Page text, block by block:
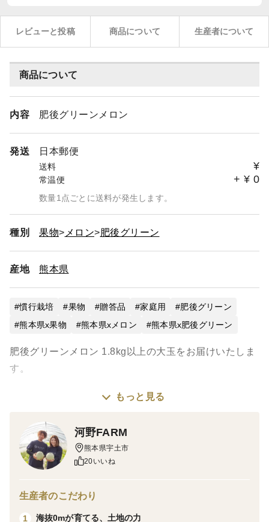
レビューと投稿 商品について 生産者について
商品について
内容 肥後グリーンメロン
発送 日本郵便
送料 ¥
常温便 + ¥ 0
数量1点ごとに送料が発生します。
種別 果物 メロン 肥後グリーン
産地 熊本県
慣行栽培 果物 贈答品 家庭用
肥後グリーン
熊本県x果物
熊本県xメロン 熊本県x肥後グリーン
肥後グリーンメロン 1.8kg以上の大玉をお届けいたしま
す。
ご家庭でたっぷり楽しみたい方にも、特別な贈り物にも
ため、ご家族皆さまで分け合っても十分な食べ応えがあ
ります。
おりますので、記載日を目安にベストなタイミングでお
召し上がりください。お召し上がり前に冷蔵庫で2〜3時
もっと見る
河野FARM
熊本県宇土市
20いいね
生産者のこだわり
1 海抜0mが育てる、土地の力